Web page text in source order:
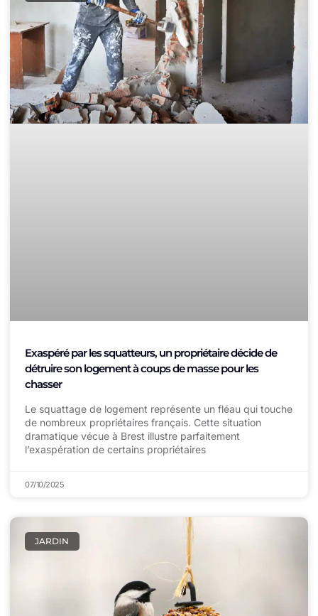
Exaspéré par les squatteurs, un propriétaire décide de
détruire son logement à coups de masse pour les
chasser
Le squattage de logement représente un fléau qui touche
de nombreux propriétaires français. Cette situation
dramatique vécue à Brest illustre parfaitement
l’exaspération de certains propriétaires
07/10/2025
JARDIN